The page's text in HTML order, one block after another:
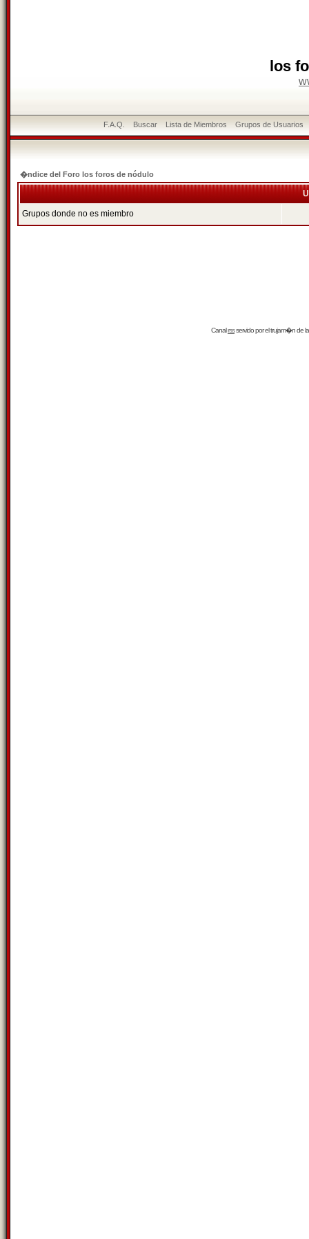
los
F.A.Q. Buscar Lista de Miembros Grupos de Usuarios
�ndice del Foro los foros de nódulo
Grupos donde no es miembro
Canalrssservido por eltrujam�nde